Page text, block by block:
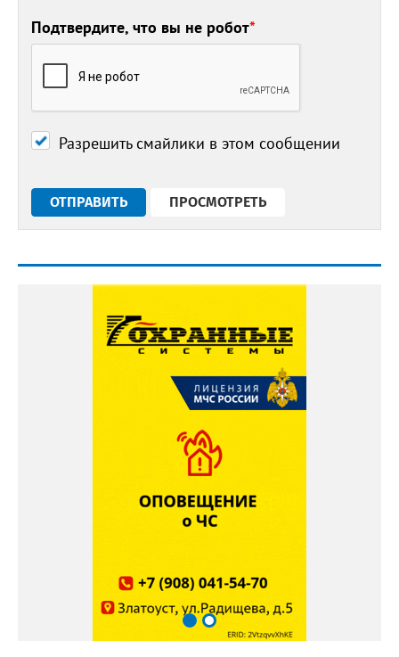
Подтвердите, что вы не робот*
Разрешить смайлики в этом сообщении